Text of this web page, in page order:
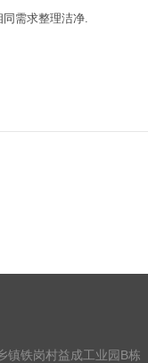
需求整理洁净.
镇铁岗村益成工业园B栋